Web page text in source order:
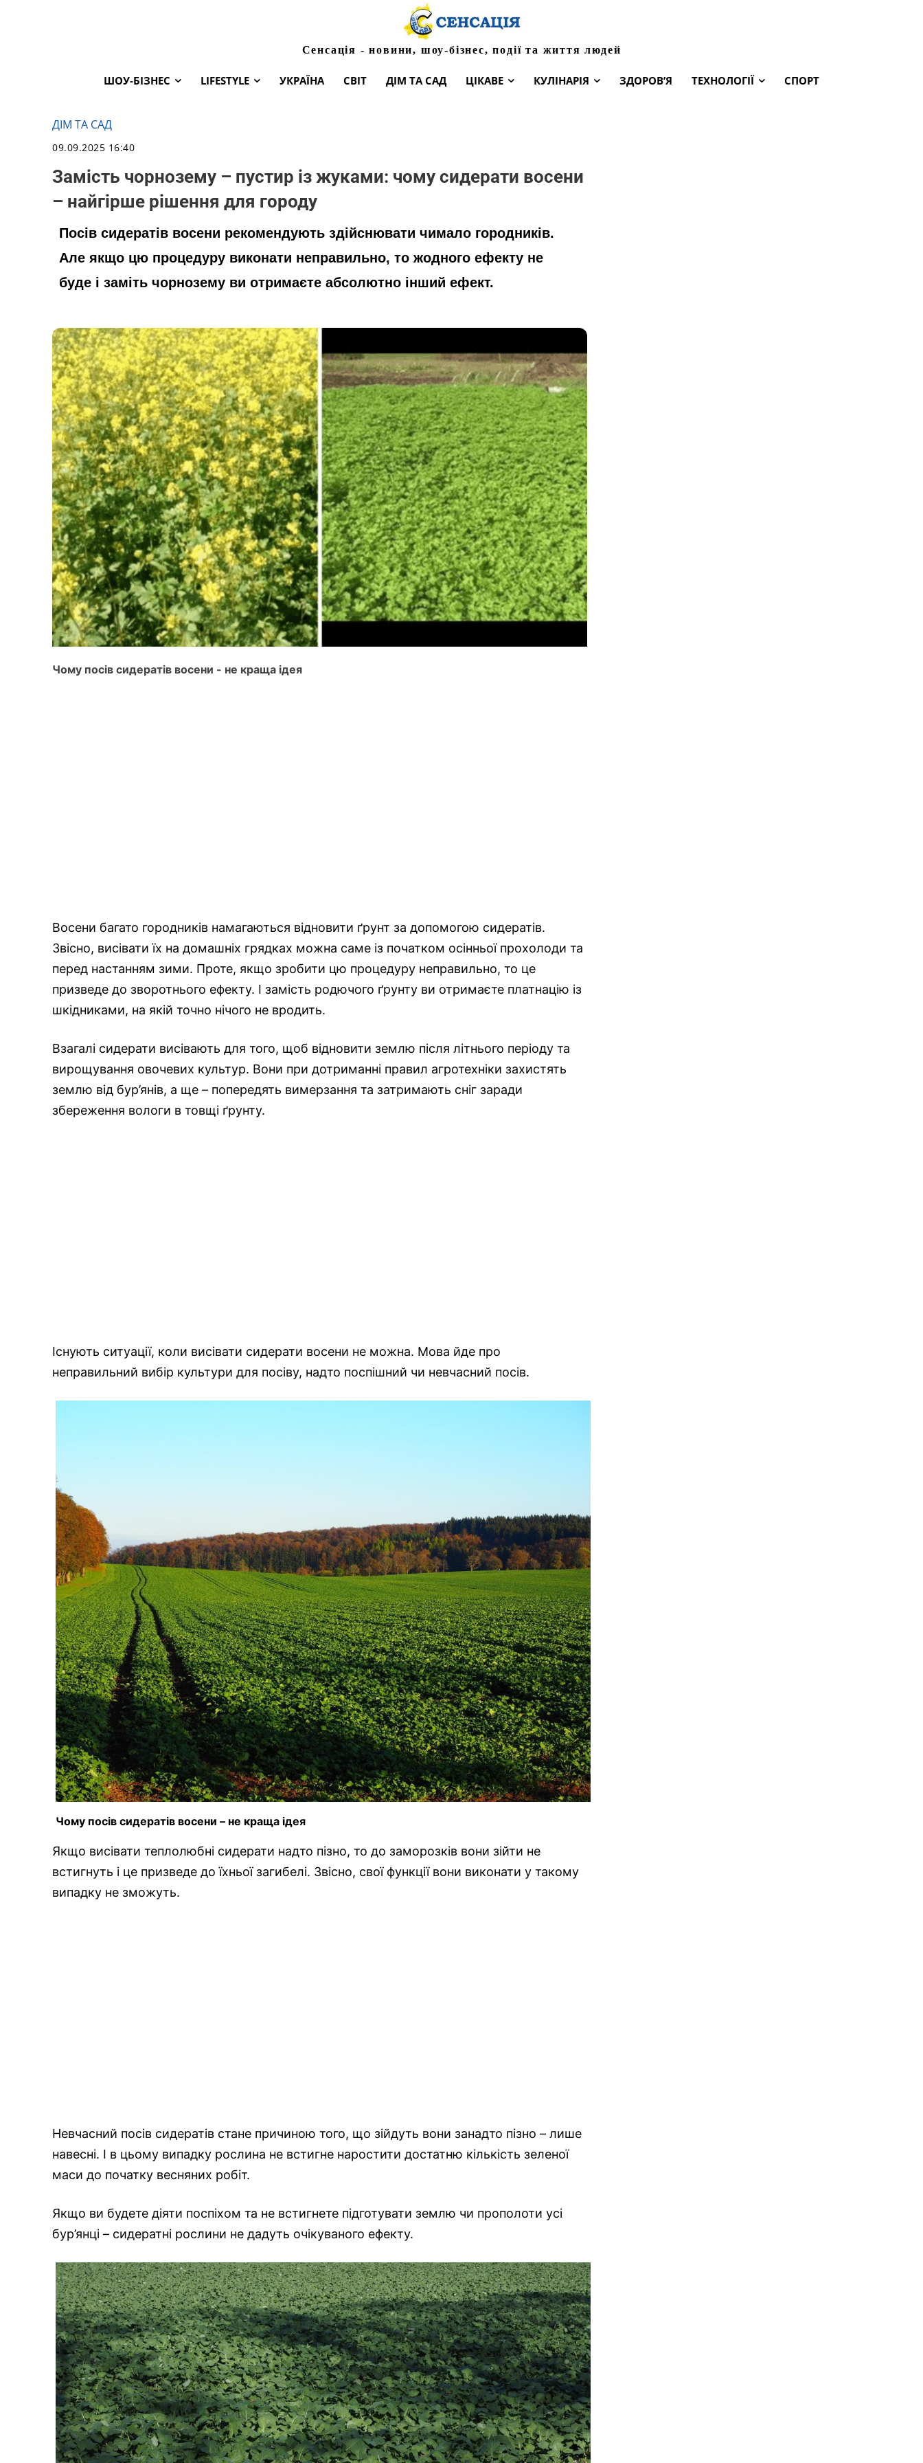
Сенсація - новини, шоу-бізнес, події та життя людей
ШОУ-БІЗНЕС LIFESTYLE УКРАЇНА СВІТ ДІМ ТА САД ЦІКАВЕ КУЛІНАРІЯ ЗДОРОВ’Я ТЕХНОЛОГІЇ СПОРТ
ДІМ ТА САД
09.09.2025 16:40
Замість чорнозему – пустир із жуками: чому сидерати восени
– найгірше рішення для городу
Посів сидератів восени рекомендують здійснювати чимало городників.
Але якщо цю процедуру виконати неправильно, то жодного ефекту не
буде і заміть чорнозему ви отримаєте абсолютно інший ефект.
Чому посів сидератів восени - не краща ідея
Восени багато городників намагаються відновити ґрунт за допомогою сидератів.
Звісно, висівати їх на домашніх грядках можна саме із початком осінньої прохолоди та
перед настанням зими. Проте, якщо зробити цю процедуру неправильно, то це
призведе до зворотнього ефекту. І замість родючого ґрунту ви отримаєте платнацію із
шкідниками, на якій точно нічого не вродить.
Взагалі сидерати висівають для того, щоб відновити землю після літнього періоду та
вирощування овочевих культур. Вони при дотриманні правил агротехніки захистять
землю від бур’янів, а ще – попередять вимерзання та затримають сніг заради
збереження вологи в товщі ґрунту.
Існують ситуації, коли висівати сидерати восени не можна. Мова йде про
неправильний вибір культури для посіву, надто поспішний чи невчасний посів.
Чому посів сидератів восени – не краща ідея
Якщо висівати теплолюбні сидерати надто пізно, то до заморозків вони зійти не
встигнуть і це призведе до їхньої загибелі. Звісно, свої функції вони виконати у такому
випадку не зможуть.
Невчасний посів сидератів стане причиною того, що зійдуть вони занадто пізно – лише
навесні. І в цьому випадку рослина не встигне наростити достатню кількість зеленої
маси до початку весняних робіт.
Якщо ви будете діяти поспіхом та не встигнете підготувати землю чи прополоти усі
бур’янці – сидератні рослини не дадуть очікуваного ефекту.